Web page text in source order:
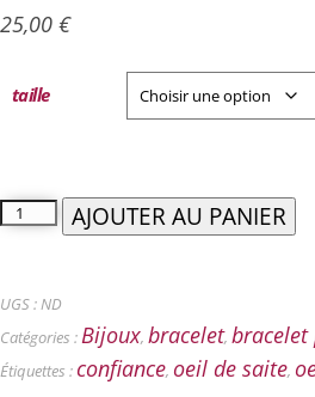
25,00 €
taille
AJOUTER AU PANIER
UGS : ND
Catégories : Bijoux, bracelet, bracelet
Étiquettes : confiance, oeil de saite,